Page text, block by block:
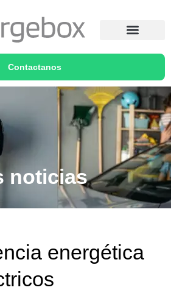
Contactanos
noticias
energética